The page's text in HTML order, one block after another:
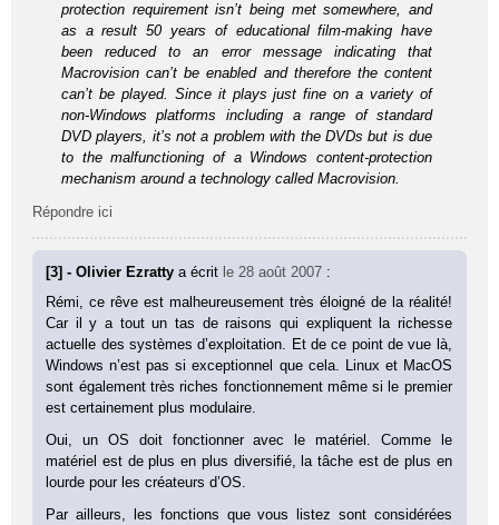
protection requirement isn’t being met somewhere, and
as a result 50 years of educational film-making have
been reduced to an error message indicating that
Macrovision can’t be enabled and therefore the content
can’t be played. Since it plays just fine on a variety of
non-Windows platforms including a range of standard
DVD players, it’s not a problem with the DVDs but is due
to the malfunctioning of a Windows content-protection
mechanism around a technology called Macrovision.
Répondre ici
[3] - Olivier Ezrattya écrit le 28 août 2007 :
Rémi, ce rêve est malheureusement très éloigné de la réalité!
Car il y a tout un tas de raisons qui expliquent la richesse
actuelle des systèmes d’exploitation. Et de ce point de vue là,
Windows n’est pas si exceptionnel que cela. Linux et MacOS
sont également très riches fonctionnement même si le premier
est certainement plus modulaire.
Oui, un OS doit fonctionner avec le matériel. Comme le
matériel est de plus en plus diversifié, la tâche est de plus en
lourde pour les créateurs d’OS.
Par ailleurs, les fonctions que vous listez sont considérées